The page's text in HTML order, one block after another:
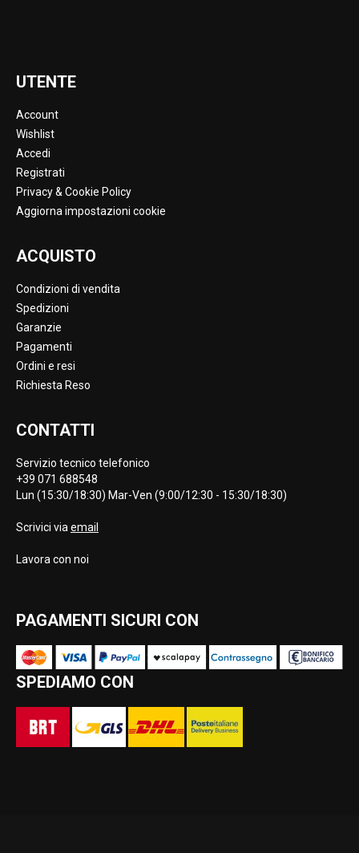
UTENTE
Account
Wishlist
Accedi
Registrati
Privacy & Cookie Policy
Aggiorna impostazioni cookie
ACQUISTO
Condizioni di vendita
Spedizioni
Garanzie
Pagamenti
Ordini e resi
Richiesta Reso
CONTATTI
Servizio tecnico telefonico
+39 071 688548
Lun (15:30/18:30) Mar-Ven (9:00/12:30 - 15:30/18:30)
Scrivici via email
Lavora con noi
PAGAMENTI SICURI CON
SPEDIAMO CON